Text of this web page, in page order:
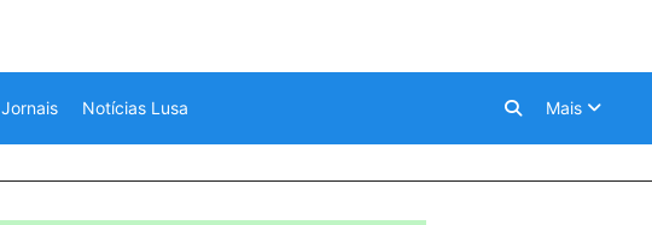
Jornais Notícias Lusa Mais